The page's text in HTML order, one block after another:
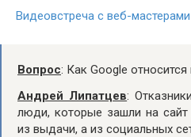
Видеовстреча с веб-мастерами
Вопрос: Как Google относится
Андрей Липатцев:
люди, которые зашли на
из выдачи, а из социальных